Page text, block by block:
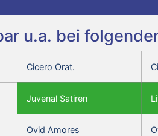
u.a. bei
Cicero Orat.
Juvenal Satiren
Ovid Amores